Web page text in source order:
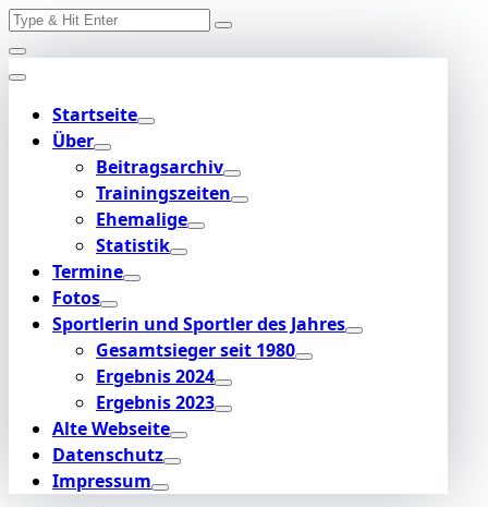
Skip
to
content
Search
Startseite
Über
Beitragsarchiv
Trainingszeiten
Ehemalige
Statistik
Termine
Fotos
Sportlerin und Sportler des Jahres
Gesamtsieger seit 1980
Ergebnis 2024
Ergebnis 2023
Alte Webseite
Datenschutz
Impressum